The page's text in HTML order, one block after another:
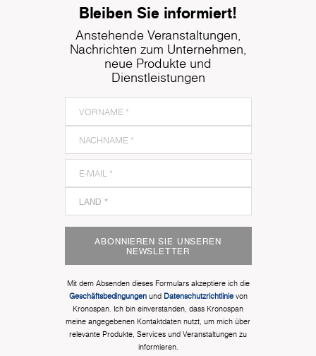
Bleiben Sie informiert!
Anstehende Veranstaltungen,
Nachrichten zum Unternehmen,
neue Produkte und
Dienstleistungen
ABONNIEREN SIE UNSEREN
NEWSLETTER
Mit dem Absenden dieses Formulars akzeptiere ich die
Geschäftsbedingungenund Datenschutzrichtlinievon
Kronospan. Ich bin einverstanden, dass Kronospan
meine angegebenen Kontaktdaten nutzt, um mich über
relevante Produkte, Services und Veranstaltungen zu
informieren.